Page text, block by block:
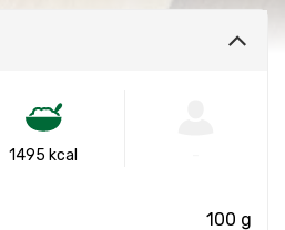
1495 kcal
100 g